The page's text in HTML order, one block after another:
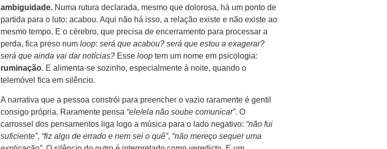
ambiguidade. Numa rutura declarada, mesmo que dolorosa, há um ponto de
partida para o luto: acabou. Aqui não há isso, a relação existe e não existe ao
mesmo tempo. E o cérebro, que precisa de encerramento para processar a
perda, fica preso num loop: será que acabou? será que estou a exagerar?
será que ainda vai dar notícias? Esse loop tem um nome em psicologia:
ruminação. E alimenta-se sozinho, especialmente à noite, quando o
telemóvel fica em silêncio.
A narrativa que a pessoa constrói para preencher o vazio raramente é gentil
consigo própria. Raramente pensa “ele/ela não soube comunicar”. O
carrossel dos pensamentos liga logo a música para o lado negativo: “não fui
suficiente”, “fiz algo de errado e nem sei o quê”, “não mereço sequer uma